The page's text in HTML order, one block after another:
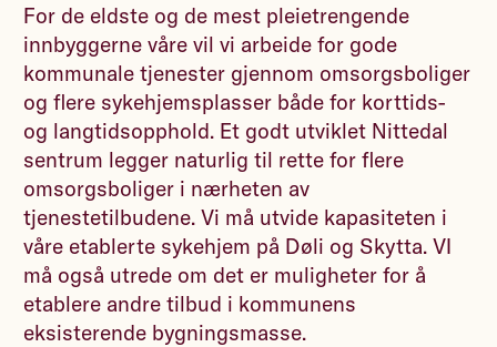
For de eldste og de mest pleietrengende
innbyggerne våre vil vi arbeide for gode
kommunale tjenester gjennom omsorgsboliger
og flere sykehjemsplasser både for korttids-
og langtidsopphold. Et godt utviklet Nittedal
sentrum legger naturlig til rette for flere
omsorgsboliger i nærheten av
tjenestetilbudene. Vi må utvide kapasiteten i
våre etablerte sykehjem på Døli og Skytta. VI
må også utrede om det er muligheter for å
etablere andre tilbud i kommunens
eksisterende bygningsmasse.